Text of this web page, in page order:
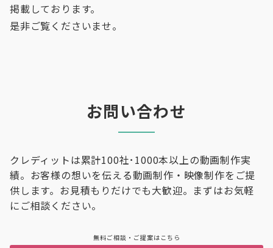
掲載しております。
是非ご覧くださいませ。
お問い合わせ
クレディットは累計100社･1000本以上の動画制作実
績。お客様の想いを伝える動画制作・映像制作をご提
供します。お見積もりだけでも大歓迎。まずはお気軽
にご相談ください。
無料ご相談・ご提案はこちら